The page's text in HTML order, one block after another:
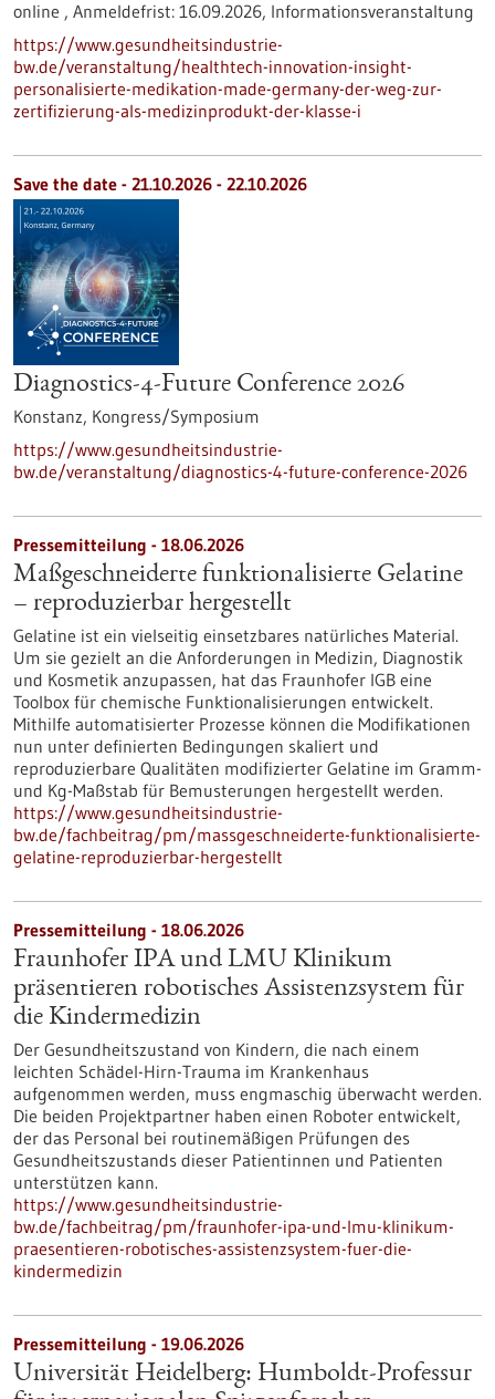
online , Anmeldefrist: 16.09.2026, Informationsveranstaltung
https://www.gesundheitsindustrie-
bw.de/veranstaltung/healthtech-innovation-insight-
personalisierte-medikation-made-germany-der-weg-zur-
zertifizierung-als-medizinprodukt-der-klasse-i
Save the date - 21.10.2026 - 22.10.2026
Diagnostics-4-Future Conference 2026
Konstanz, Kongress/Symposium
https://www.gesundheitsindustrie-
bw.de/veranstaltung/diagnostics-4-future-conference-2026
Pressemitteilung - 18.06.2026
Maßgeschneiderte funktionalisierte Gelatine
– reproduzierbar hergestellt
Gelatine ist ein vielseitig einsetzbares natürliches Material.
Um sie gezielt an die Anforderungen in Medizin, Diagnostik
und Kosmetik anzupassen, hat das Fraunhofer IGB eine
Toolbox für chemische Funktionalisierungen entwickelt.
Mithilfe automatisierter Prozesse können die Modifikationen
nun unter definierten Bedingungen skaliert und
reproduzierbare Qualitäten modifizierter Gelatine im Gramm-
und Kg-Maßstab für Bemusterungen hergestellt werden.
https://www.gesundheitsindustrie-
bw.de/fachbeitrag/pm/massgeschneiderte-funktionalisierte-
gelatine-reproduzierbar-hergestellt
Pressemitteilung - 18.06.2026
Fraunhofer IPA und LMU Klinikum
präsentieren robotisches Assistenzsystem für
die Kindermedizin
Der Gesundheitszustand von Kindern, die nach einem
leichten Schädel-Hirn-Trauma im Krankenhaus
aufgenommen werden, muss engmaschig überwacht werden.
Die beiden Projektpartner haben einen Roboter entwickelt,
der das Personal bei routinemäßigen Prüfungen des
Gesundheitszustands dieser Patientinnen und Patienten
unterstützen kann.
https://www.gesundheitsindustrie-
bw.de/fachbeitrag/pm/fraunhofer-ipa-und-lmu-klinikum-
praesentieren-robotisches-assistenzsystem-fuer-die-
kindermedizin
Pressemitteilung - 19.06.2026
Universität Heidelberg: Humboldt-Professur